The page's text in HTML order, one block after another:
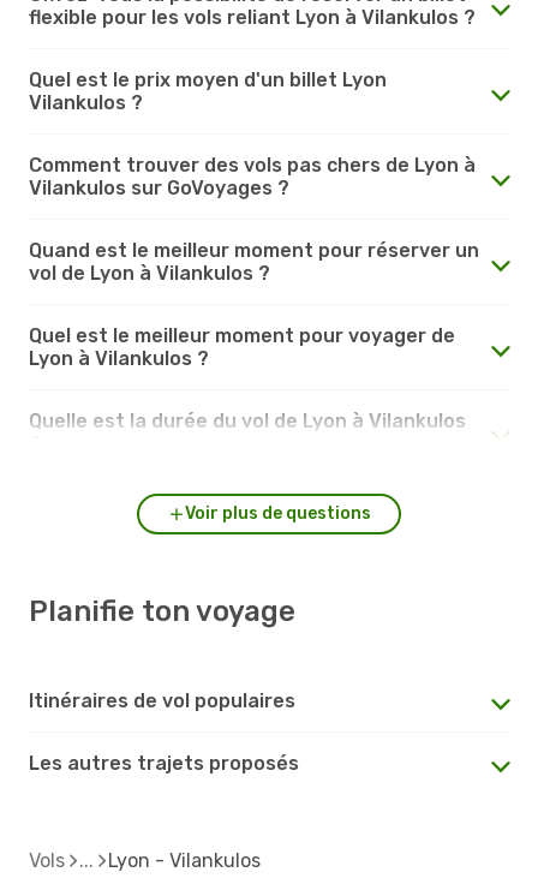
flexible pour les vols reliant Lyon à Vilankulos ?
Quel est le prix moyen d'un billet Lyon
Vilankulos ?
Comment trouver des vols pas chers de Lyon à
Vilankulos sur GoVoyages ?
Quand est le meilleur moment pour réserver un
vol de Lyon à Vilankulos ?
Quel est le meilleur moment pour voyager de
Lyon à Vilankulos ?
Quelle est la durée du vol de Lyon à Vilankulos
Voir plus de questions
Planifie ton voyage
Itinéraires de vol populaires
Les autres trajets proposés
Vols Lyon - Vilankulos